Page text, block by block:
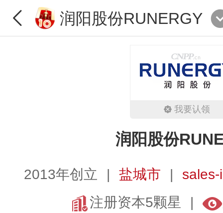
润阳股份RUNERGY
我要认领
润阳股份
2013年创立 盐城市
注册资本5颗星